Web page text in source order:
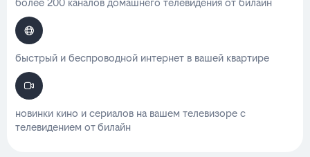
более 200 каналов домашнего телевидения от билайн
быстрый и беспроводной интернет в вашей квартире
новинки кино и сериалов на вашем телевизоре с
телевидением от билайн